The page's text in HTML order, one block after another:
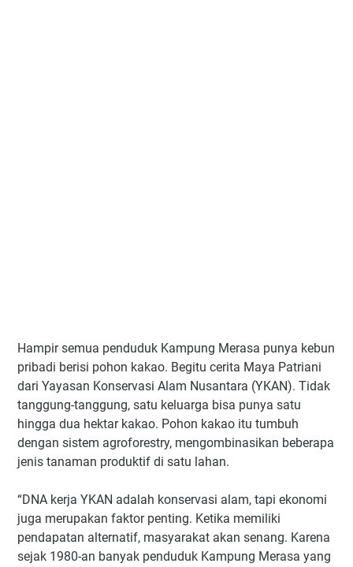
Hampir semua penduduk Kampung Merasa punya kebun
pribadi berisi pohon kakao. Begitu cerita Maya Patriani
dari Yayasan Konservasi Alam Nusantara (YKAN). Tidak
tanggung-tanggung, satu keluarga bisa punya satu
hingga dua hektar kakao. Pohon kakao itu tumbuh
dengan sistem agroforestry, mengombinasikan beberapa
jenis tanaman produktif di satu lahan.
“DNA kerja YKAN adalah konservasi alam, tapi ekonomi
juga merupakan faktor penting. Ketika memiliki
pendapatan alternatif, masyarakat akan senang. Karena
sejak 1980-an banyak penduduk Kampung Merasa yang